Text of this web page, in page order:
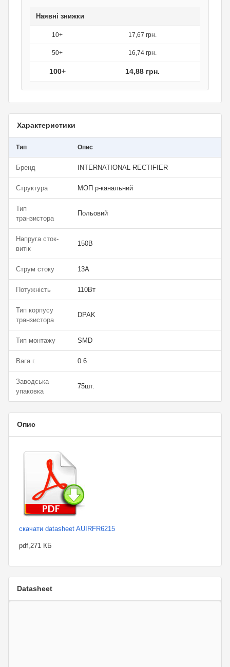
Наявні знижки
10+ 17,67 грн.
50+ 16,74 грн.
100+ 14,88 грн.
Характеристики
Тип Опис
Бренд INTERNATIONAL RECTIFIER
Структура МОП р-канальний
Тип
транзистора
Польовий
Напруга сток-
витік
150В
Струм стоку 13А
Потужність 110Вт
Тип корпусу
транзистора
DPAK
Тип монтажу SMD
Вага г. 0.6
Заводська
упаковка
75шт.
Опис
скачати datasheet AUIRFR6215
pdf,271 КБ
Datasheet